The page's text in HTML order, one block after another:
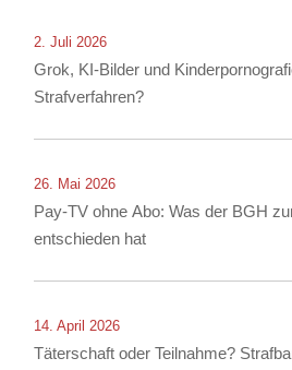
2. Juli 2026
Grok, KI-Bilder und
Strafverfahren?
26. Mai 2026
Pay-TV ohne Abo: Was der BGH
entschieden hat
14. April 2026
Täterschaft oder Teilnahme?